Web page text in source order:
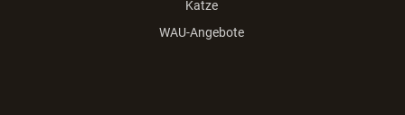
Katze
WAU-Angebote